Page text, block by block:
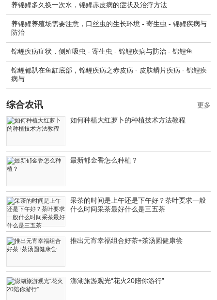
养锦鲤多久换一次水，锦鲤赤皮病的症状及治疗方法
养锦鲤养殖场需要注意，口丝虫的生长环境 - 寄生虫 - 锦鲤疾病与
防治
锦鲤疾病症状，侧殖吸虫 - 寄生虫 - 锦鲤疾病与防治 - 锦鲤鱼
锦鲤都趴在鱼缸底部，锦鲤疾病之赤皮病 - 皮肤鳞片疾病 - 锦鲤疾
病与
综合农讯
如何种植大红萝卜的种植技术方法教程
最新郁金香怎么种植？
采茶的时间是上午还是下午好？茶叶要求一般
什么时间采茶最好什么是三五茶
推出元宵幸福组合好茶+茶汤圆健康尝
澎湖旅游观光“花火20陪你游行”
更多